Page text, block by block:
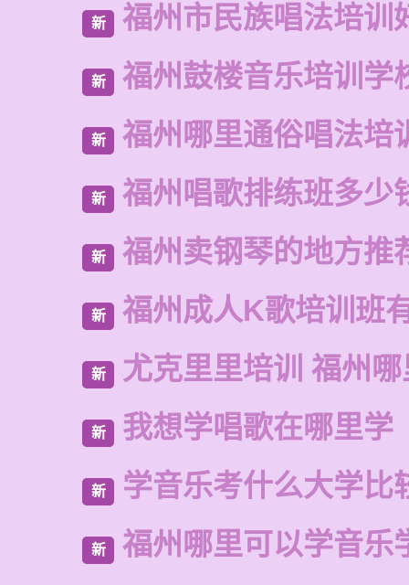
新 福州市民族唱法培训
新 福州鼓楼音乐培训学
新 福州哪里通俗唱法培
新 福州唱歌排练班多少
新 福州卖钢琴的地方推
新 福州成人K歌培训班
新 尤克里里培训 福州
新 我想学唱歌在哪里学
新 学音乐考什么大学比
新 福州哪里可以学音乐